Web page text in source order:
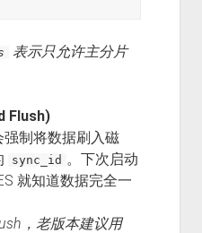
表示只允许主分片
Flush)
制将数据刷入磁
sync_id 。下次启动
就知道数据完全一
，老版本建议用